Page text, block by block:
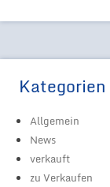
Kategorien
Allgemein
News
verkauft
zu Verkaufen